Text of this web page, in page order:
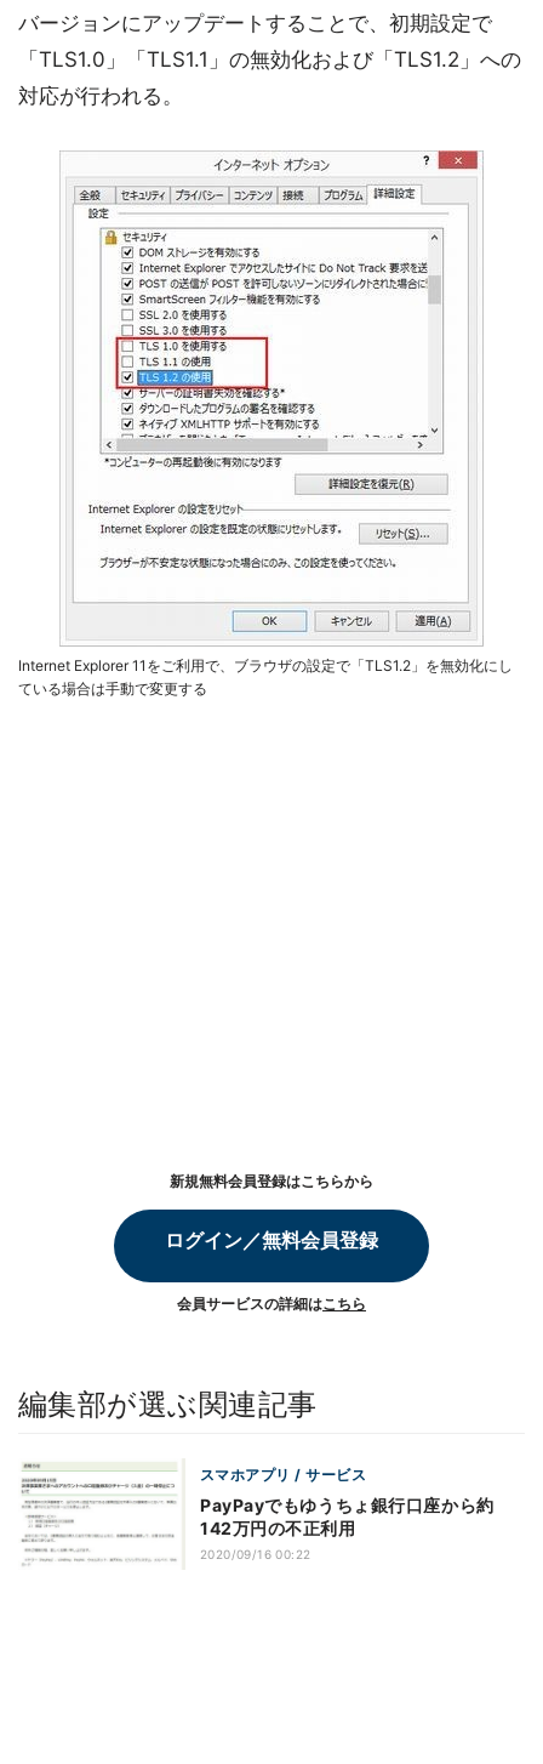
バージョンにアップデートすることで、初期設定で
「TLS1.0」「TLS1.1」の無効化および「TLS1.2」への
対応が行われる。
Internet Explorer 11をご利用で、ブラウザの設定で「TLS1.2」を無効化にし
ている場合は手動で変更する
新規無料会員登録はこちらから
ログイン／無料会員登録
会員サービスの詳細はこちら
編集部が選ぶ関連記事
スマホアプリ / サービス
PayPayでもゆうちょ銀行口座から約
142万円の不正利用
2020/09/16 00:22